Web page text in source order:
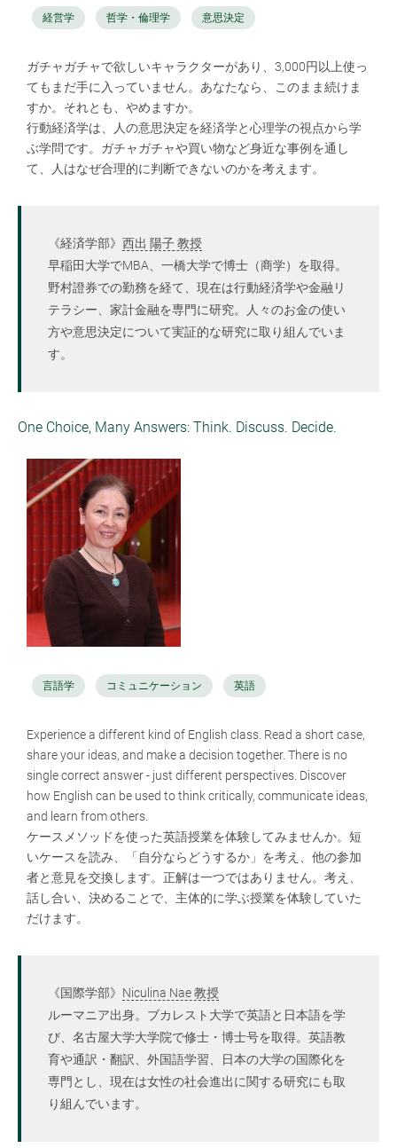
経営学 哲学・倫理学 意思決定
ガチャガチャで欲しいキャラクターがあり、3,000円以上使っ
てもまだ手に入っていません。あなたなら、このまま続けま
すか。それとも、やめますか。
行動経済学は、人の意思決定を経済学と心理学の視点から学
ぶ学問です。ガチャガチャや買い物など身近な事例を通し
て、人はなぜ合理的に判断できないのかを考えます。
《経済学部》 西出 陽子 教授
早稲田大学でMBA、一橋大学で博士（商学）を取得。
野村證券での勤務を経て、現在は行動経済学や金融リ
テラシー、家計金融を専門に研究。人々のお金の使い
方や意思決定について実証的な研究に取り組んでいま
す。
One Choice, Many Answers: Think. Discuss. Decide.
言語学 コミュニケーション 英語
Experience a different kind of English class. Read a short case,
share your ideas, and make a decision together. There is no
single correct answer - just different perspectives. Discover
how English can be used to think critically, communicate ideas,
and learn from others.
ケースメソッドを使った英語授業を体験してみませんか。短
いケースを読み、「自分ならどうするか」を考え、他の参加
者と意見を交換します。正解は一つではありません。考え、
話し合い、決めることで、主体的に学ぶ授業を体験していた
だけます。
《国際学部》 Niculina Nae 教授
ルーマニア出身。ブカレスト大学で英語と日本語を学
び、名古屋大学大学院で修士・博士号を取得。英語教
育や通訳・翻訳、外国語学習、日本の大学の国際化を
専門とし、現在は女性の社会進出に関する研究にも取
り組んでいます。